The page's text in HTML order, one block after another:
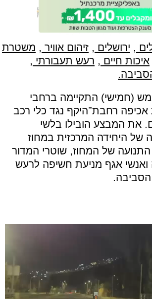
, ירושלים , זיהום אוויר , משטרת
איכות חיים , רעש תעבורתי ,
(חמישי) התקיימה ברחבי
אכיפה רחבת־היקף נגד כלי רכב
את המבצע הובילו בלשי
של היחידה המרכזית במחוז
התנועה של המחוז, שוטרי המדור
אגף מניעת חשיפה לרעש